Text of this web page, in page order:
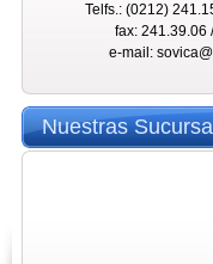
Telfs.: (0212)
fax: 241.39.06
e-mail:
Nuestras